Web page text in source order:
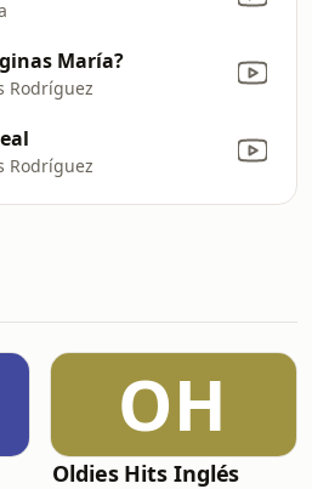
María?
Rodríguez
Rodríguez
OH
Oldies Hits Inglés